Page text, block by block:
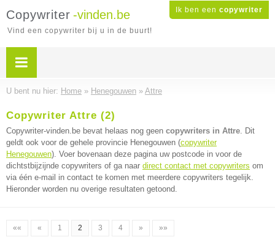
Ik ben een copywriter
Copywriter -vinden.be
Vind een copywriter bij u in de buurt!
U bent nu hier: Home » Henegouwen » Attre
Copywriter Attre (2)
Copywriter-vinden.be bevat helaas nog geen copywriters in Attre. Dit
geldt ook voor de gehele provincie Henegouwen (copywriter
Henegouwen). Voer bovenaan deze pagina uw postcode in voor de
dichtstbijzijnde copywriters of ga naar direct contact met copywriters om
via één e-mail in contact te komen met meerdere copywriters tegelijk.
Hieronder worden nu overige resultaten getoond.
«« « 1 2 3 4 » »»